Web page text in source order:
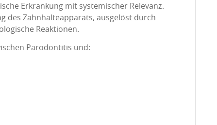
Erkrankung mit systemischer Relevanz.
des Zahnhalteapparats, ausgelöst durch
Reaktionen.
Parodontitis und: